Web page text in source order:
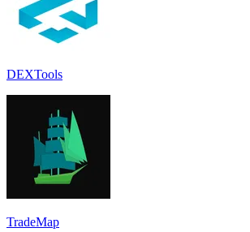
DEXTools
TradeMap